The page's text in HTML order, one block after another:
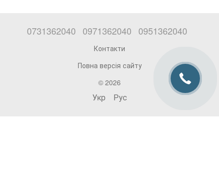
0731362040 0971362040 0951362040
Контакти
Повна версія сайту
© 2026
Укр Рус